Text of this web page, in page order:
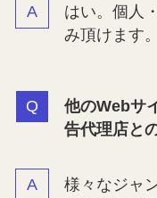
はい。個人
み頂けます。
他のWebサ
告代理店と
様々なジャ